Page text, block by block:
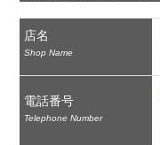
店名
Shop Name
電話番号
Telephone Number